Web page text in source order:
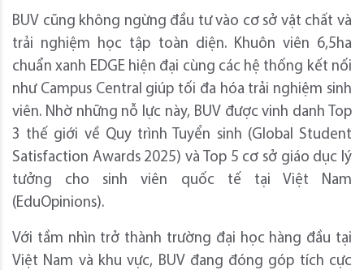
BUV cũng không ngừng đầu tư vào cơ sở vật chất và
trải nghiệm học tập toàn diện. Khuôn viên 6,5ha
chuẩn xanh EDGE hiện đại cùng các hệ thống kết nối
như Campus Central giúp tối đa hóa trải nghiệm sinh
viên. Nhờ những nỗ lực này, BUV được vinh danh Top
3 thế giới về Quy trình Tuyển sinh (Global Student
Satisfaction Awards 2025) và Top 5 cơ sở giáo dục lý
tưởng cho sinh viên quốc tế tại Việt Nam
(EduOpinions).
Với tầm nhìn trở thành trường đại học hàng đầu tại
Việt Nam và khu vực, BUV đang đóng góp tích cực